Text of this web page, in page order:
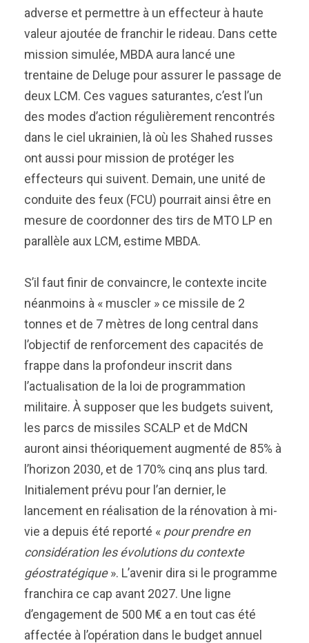
adverse et permettre à un effecteur à haute
valeur ajoutée de franchir le rideau. Dans cette
mission simulée, MBDA aura lancé une
trentaine de Deluge pour assurer le passage de
deux LCM. Ces vagues saturantes, c’est l’un
des modes d’action régulièrement rencontrés
dans le ciel ukrainien, là où les Shahed russes
ont aussi pour mission de protéger les
effecteurs qui suivent. Demain, une unité de
conduite des feux (FCU) pourrait ainsi être en
mesure de coordonner des tirs de MTO LP en
parallèle aux LCM, estime MBDA.
S’il faut finir de convaincre, le contexte incite
néanmoins à « muscler » ce missile de 2
tonnes et de 7 mètres de long central dans
l’objectif de renforcement des capacités de
frappe dans la profondeur inscrit dans
l’actualisation de la loi de programmation
militaire. À supposer que les budgets suivent,
les parcs de missiles SCALP et de MdCN
auront ainsi théoriquement augmenté de 85% à
l’horizon 2030, et de 170% cinq ans plus tard.
Initialement prévu pour l’an dernier, le
lancement en réalisation de la rénovation à mi-
vie a depuis été reporté « pour prendre en
considération les évolutions du contexte
géostratégique». L’avenir dira si le programme
franchira ce cap avant 2027. Une ligne
d’engagement de 500 M€ a en tout cas été
affectée à l’opération dans le budget annuel